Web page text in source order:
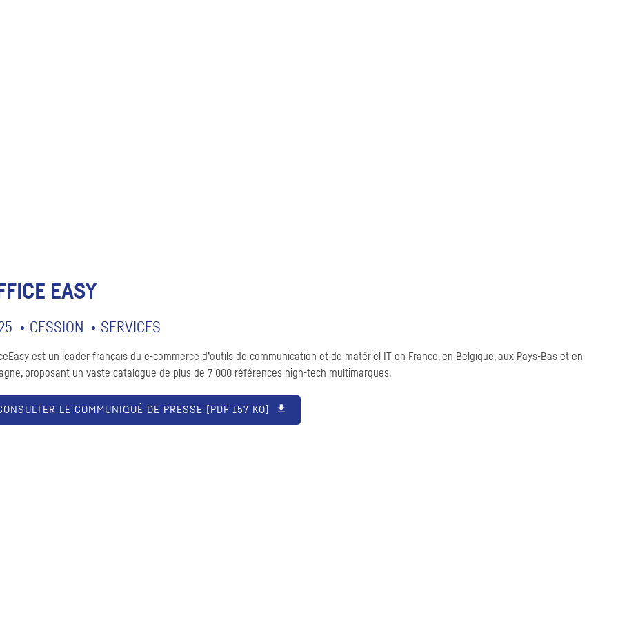
EASY
CESSION SERVICES
est un leader français du e-commerce d’outils de communication et de matériel IT en France, en Belgique, aux Pays-Bas et en
proposant un vaste catalogue de plus de 7 000 références high-tech multimarques.
LE COMMUNIQUÉ DE PRESSE [ PDF 157 KO]